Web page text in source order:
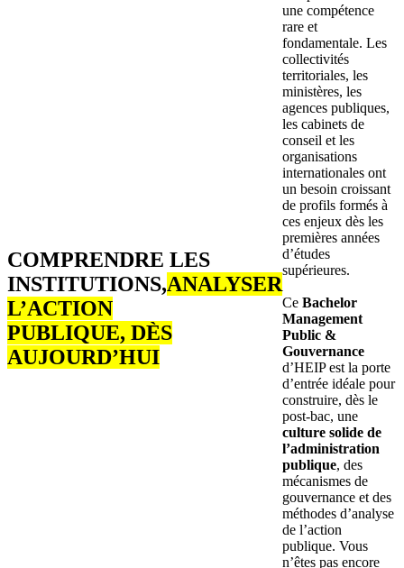
COMPRENDRE LES
INSTITUTIONS,ANALYSER
L’ACTION
PUBLIQUE, DÈS
AUJOURD’HUI
une compétence
rare et
fondamentale. Les
collectivités
territoriales, les
ministères, les
agences publiques,
les cabinets de
conseil et les
organisations
internationales ont
un besoin croissant
de profils formés à
ces enjeux dès les
premières années
d’études
supérieures.
Ce Bachelor
Management
Public &
Gouvernance
d’HEIP est la porte
d’entrée idéale pour
construire, dès le
post-bac, une
culture solide de
l’administration
publique, des
mécanismes de
gouvernance et des
méthodes d’analyse
de l’action
publique. Vous
n’êtes pas encore